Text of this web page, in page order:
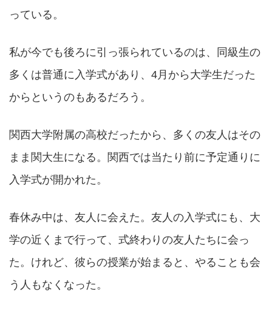
っている。
私が今でも後ろに引っ張られているのは、同級生の
多くは普通に入学式があり、4月から大学生だった
からというのもあるだろう。
関西大学附属の高校だったから、多くの友人はその
まま関大生になる。関西では当たり前に予定通りに
入学式が開かれた。
春休み中は、友人に会えた。友人の入学式にも、大
学の近くまで行って、式終わりの友人たちに会っ
た。けれど、彼らの授業が始まると、やることも会
う人もなくなった。